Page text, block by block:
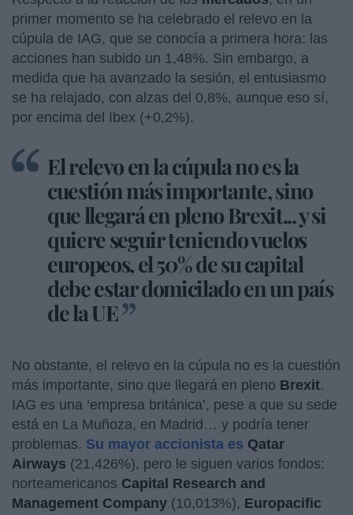
primer momento se ha celebrado el relevo en la
cúpula de IAG, que se conocía a primera hora: las
acciones han subido un 1,48%. Sin embargo, a
medida que ha avanzado la sesión, el entusiasmo
se ha relajado, con alzas del 0,8%, aunque eso sí,
por encima del Ibex (+0,2%).
El relevo en la cúpula no es la
cuestión más importante, sino
que llegará en pleno Brexit... y si
quiere seguir teniendo vuelos
europeos, el 50% de su capital
debe estar domicilado en un país
de la UE
No obstante, el relevo en la cúpula no es la cuestión
más importante, sino que llegará en pleno Brexit.
IAG es una ‘empresa británica’, pese a que su sede
está en La Muñoza, en Madrid… y podría tener
problemas. Su mayor accionista es Qatar
Airways (21,426%), pero le siguen varios fondos:
norteamericanos Capital Research and
Management Company (10,013%), Europacific